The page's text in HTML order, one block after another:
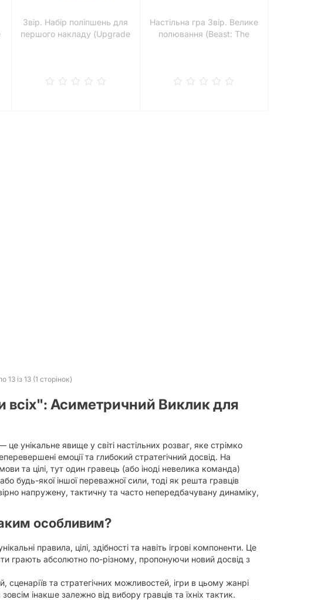
Звір. Набір поліпшень для
першого накладу (Upgrade
Настільна гра Звір. Велике
полювання (Beast: The
13 із 13 (1 сторінок)
всіх": Асиметричний Виклик для
унікальне явище у світі настільних розваг, яке стрімко
емоції та глибокий стратегічний досвід. На
та цілі, тут один гравець (або іноді невелика команда)
будь-якої іншої переважної сили, тоді як решта гравців
напружену, тактичну та часто непередбачувану динаміку,
особливим?
правила, цілі, здібності та навіть ігрові компоненти. Це
грають абсолютно по-різному, пропонуючи новий досвід з
сценаріїв та стратегічних можливостей, ігри в цьому жанрі
інакше залежно від вибору гравців та їхніх тактик.